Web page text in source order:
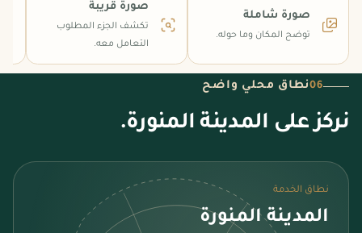
صورة شاملة
توضح المكان وما حوله.
صورة قريبة
تكشف الجزء المطلوب
التعامل معه.
06نطاق محلي واضح
نركز على المدينة المنورة.
نطاق الخدمة
المدينة المنورة